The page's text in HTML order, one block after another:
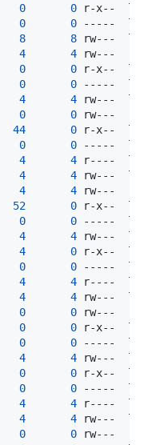
0
0
0
0
8
8
4 4 rw---
0
0
0
0
4
4
0 0 rw---
44
0
0
0
4
4
4
4
4 4 rw---
52
0
0
0
4
4
4
0
0
0
4
4
4
4
0 0 rw---
0
0
0
0
4
4
0
0
0
0
4
4
4
4
0 0 rw---